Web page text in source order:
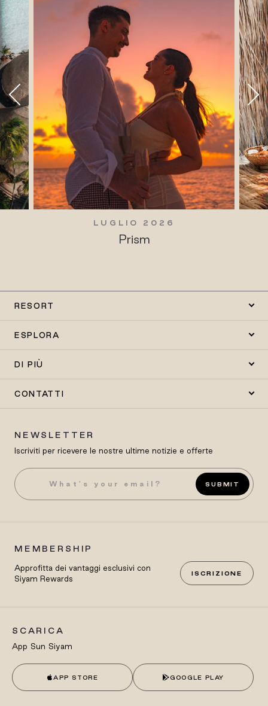
LUGLIO 2026
Prism
RESORT
ESPLORA
DI PIÙ
CONTATTI
NEWSLETTER
Iscriviti per ricevere le nostre ultime notizie e offerte
SUBMIT
MEMBERSHIP
Approfitta dei vantaggi esclusivi con
Siyam Rewards
ISCRIZIONE
SCARICA
App Sun Siyam
APP STORE GOOGLE PLAY